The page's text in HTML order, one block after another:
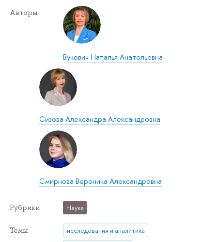
Авторы
Вукович Наталья Анатольевна
Сизова Александра Александровна
Смирнова Вероника Александровна
Рубрики Наука
Темы
исследования и аналитика